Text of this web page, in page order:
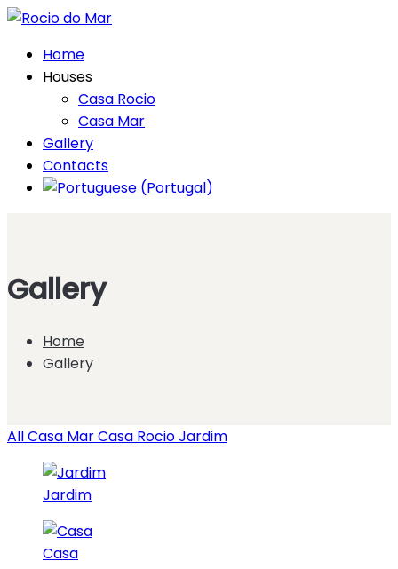
Home
Houses
Casa Rocio
Casa Mar
Gallery
Contacts
Gallery
Home
Gallery
AllCasa MarCasa RocioJardim
Jardim
Casa